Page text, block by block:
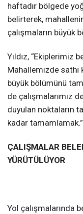
haftadır bölgede
belirterek,
çalışmaların büyük
Yıldız, “Ekiplerimiz
Mahallemizde sathi
büyük bölümünü
de çalışmalarımız
duyulan noktaların
kadar
ÇALIŞMALAR
YÜRÜTÜLÜYOR
Yol çalışmalarında